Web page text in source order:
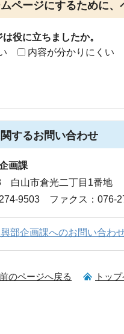
ページにするために、
役に立ちましたか。
内容が分かりにくい
するお問い合わせ
画課
白山市倉光二丁目1番地
9503 ファクス：076-
部企画課へのお問い合わ
前のページへ戻る トッ